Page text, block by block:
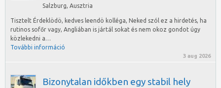
Salzburg, Ausztria
Tisztelt Érdeklödö, kedves leendö kolléga, Neked szól ez a hirdetés, ha
rutinos sofőr vagy, Angliában is jártál sokat és nem okoz gondot úgy
közlekedni a…
További információ
3 aug 2026
Bizonytalan időkben egy stabil hely